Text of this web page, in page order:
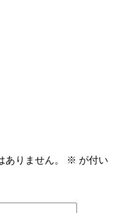
りません。 ※ が付い